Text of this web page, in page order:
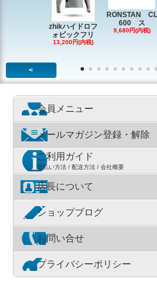
zhikハイドロフ
ォビックフリ
13,200円(内税)
RONSTAN CL
600 ス
9,680円(内税)
<
会員メニュー
メールマガジン登録・解除
ご利用ガイド
支払い方法 / 配送方法 / 会社概要
店長について
ショップブログ
お問い合せ
プライバシーポリシー